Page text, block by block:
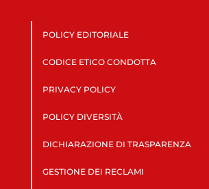
POLICY EDITORIALE
CODICE ETICO CONDOTTA
PRIVACY POLICY
POLICY DIVERSITÀ
DICHIARAZIONE DI TRASPARENZA
GESTIONE DEI RECLAMI